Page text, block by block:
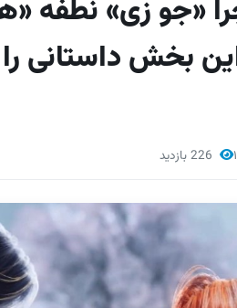
ارواح ۲: چرا «جو زی»
این بخش داستانی